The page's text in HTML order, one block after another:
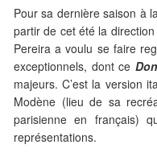
Pour sa dernière saison à
partir de cet été la
Pereira a voulu se faire
exceptionnels, dont ce
majeurs. C’est la version
Modène (lieu de sa
parisienne en français)
représentations.